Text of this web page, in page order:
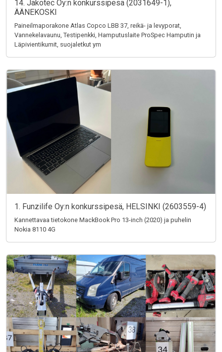
14. Jakotec Oy:n konkurssipesä (2031649-1),
ÄÄNEKOSKI
Paineilmaporakone Atlas Copco LBB 37, reikä- ja levyporat,
Vannekelavaunu, Testipenkki, Hamputuslaite ProSpec Hamputin ja
Läpivientikumit, suojaletkut ym
1. Funzilife Oy:n konkurssipesä, HELSINKI (2603559-4)
Kannettavaa tietokone MackBook Pro 13-inch (2020) ja puhelin
Nokia 8110 4G